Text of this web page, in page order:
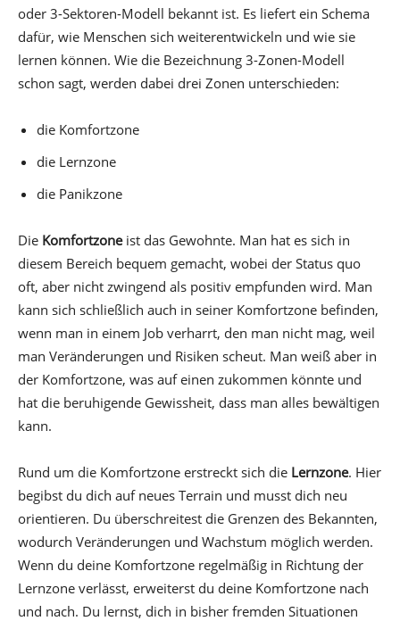
oder 3-Sektoren-Modell bekannt ist. Es liefert ein Schema
dafür, wie Menschen sich weiterentwickeln und wie sie
lernen können. Wie die Bezeichnung 3-Zonen-Modell
schon sagt, werden dabei drei Zonen unterschieden:
die Komfortzone
die Lernzone
die Panikzone
Die Komfortzoneist das Gewohnte. Man hat es sich in
diesem Bereich bequem gemacht, wobei der Status quo
oft, aber nicht zwingend als positiv empfunden wird. Man
kann sich schließlich auch in seiner Komfortzone befinden,
wenn man in einem Job verharrt, den man nicht mag, weil
man Veränderungen und Risiken scheut. Man weiß aber in
der Komfortzone, was auf einen zukommen könnte und
hat die beruhigende Gewissheit, dass man alles bewältigen
kann.
Rund um die Komfortzone erstreckt sich die Lernzone. Hier
begibst du dich auf neues Terrain und musst dich neu
orientieren. Du überschreitest die Grenzen des Bekannten,
wodurch Veränderungen und Wachstum möglich werden.
Wenn du deine Komfortzone regelmäßig in Richtung der
Lernzone verlässt, erweiterst du deine Komfortzone nach
und nach. Du lernst, dich in bisher fremden Situationen